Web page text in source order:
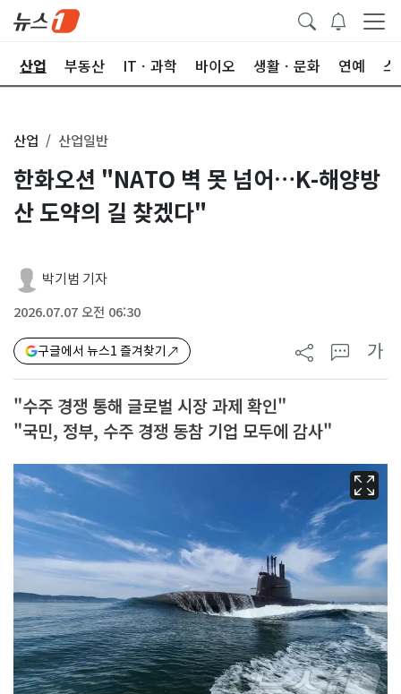
산업 부동산 ITㆍ과학 바이오 생활ㆍ문화 연예 스
산업 산업일반
한화오션 "NATO 벽 못 넘어…K-해양방
산 도약의 길 찾겠다"
박기범 기자
2026.07.07 오전 06:30
구글에서 뉴스1 즐겨찾기 가
"수주 경쟁 통해 글로벌 시장 과제 확인"
"국민, 정부, 수주 경쟁 동참 기업 모두에 감사"